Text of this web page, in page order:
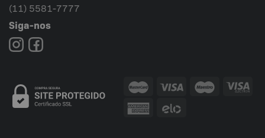
(11) 5581-7777
Siga-nos